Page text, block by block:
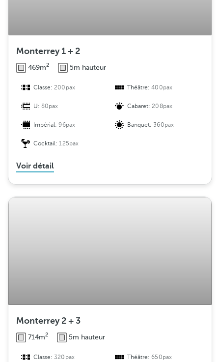
Monterrey 1 + 2
469m2 5m hauteur
Classe:200pax Théâtre:400pax
U:80pax Cabaret:208pax
Impérial:96pax Banquet:360pax
Cocktail:125pax
Voir détail
Monterrey 2 + 3
714m2 5m hauteur
Classe:320pax Théâtre:650pax